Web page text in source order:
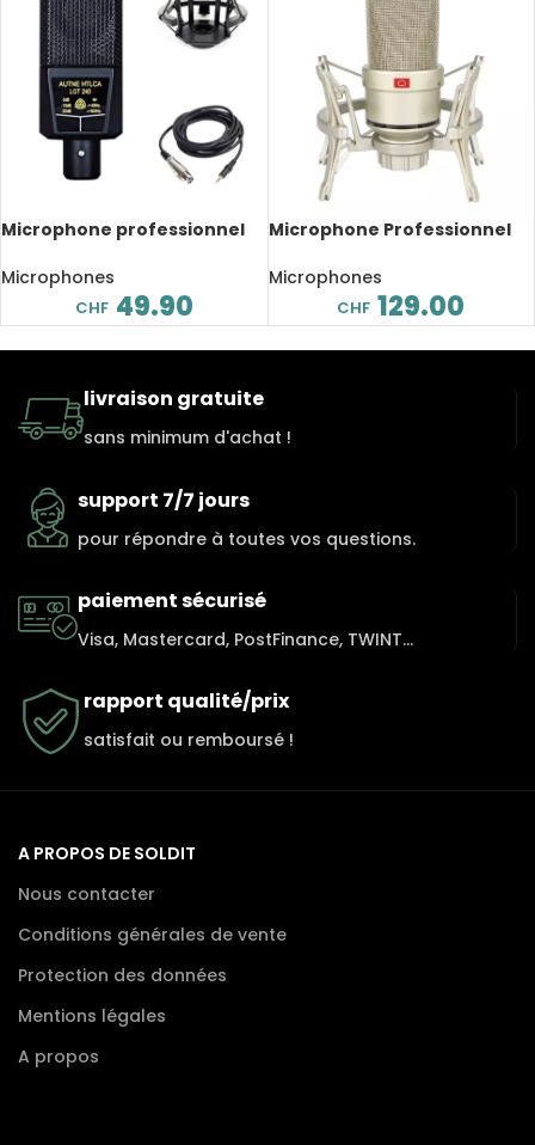
Microphone professionnel
grand diaphragme
Microphones
CHF 49.90
Microphone Professionnel
diaphragme 34 mm
Microphones
CHF 129.00
livraison gratuite
sans minimum d'achat !
support 7/7 jours
pour répondre à toutes vos questions.
paiement sécurisé
Visa, Mastercard, PostFinance, TWINT...
rapport qualité/prix
satisfait ou remboursé !
A PROPOS DE SOLDIT
Nous contacter
Conditions générales de vente
Protection des données
Mentions légales
A propos